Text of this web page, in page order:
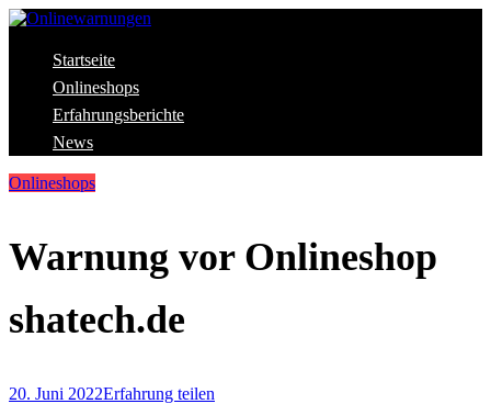
Skip
content
Onlinewarnungen
Aktuelle Warnungen vor Gefahren im Internet
Startseite
Onlineshops
Erfahrungsberichte
News
Onlineshops
Warnung vor Onlineshop
shatech.de
20. Juni 2022Erfahrung teilen